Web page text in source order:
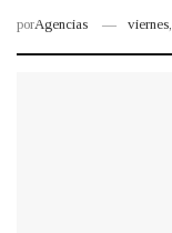
porAgencias